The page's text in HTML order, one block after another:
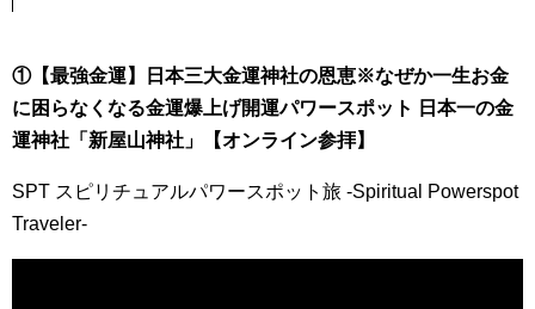
①【最強金運】日本三大金運神社の恩恵※なぜか一生お金
に困らなくなる金運爆上げ開運パワースポット 日本一の金
運神社「新屋山神社」【オンライン参拝】
SPT スピリチュアルパワースポット旅 -Spiritual Powerspot
Traveler-